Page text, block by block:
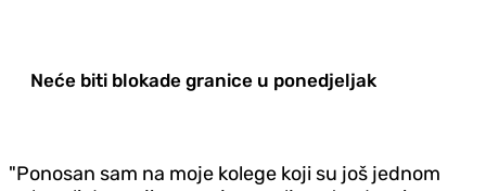
Neće biti blokade granice u poned‌jeljak
"Ponosan sam na moje kolege koji su još jednom